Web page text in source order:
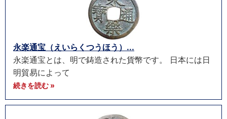
永楽通宝（えいらくつうほう）...
永楽通宝とは、明で鋳造された貨幣です。 日本には日
明貿易によって
続きを読む »